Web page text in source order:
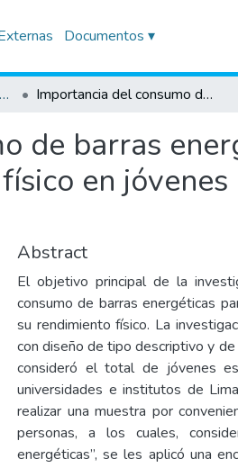
Documentos ▾
TRABAJOS DE INVESTIGACIÓN Importancia del consumo de barras energéticas de cereales para la mejora del rendimiento físico en jóvenes que estudian y trabajan – Lima 2023
de barras
en
Abstract
El objetivo principal de la
consumo de barras energéticas
su rendimiento físico. La
con diseño de tipo descriptivo y
consideró el total de jóvenes
universidades e institutos de
realizar una muestra por
personas, a los cuales,
energéticas”, se les aplicó una